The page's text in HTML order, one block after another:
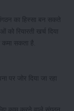
का हिस्सा बन सकते
रियारती खर्च दिया
सकता है.
पर जोर दिया जा रहा